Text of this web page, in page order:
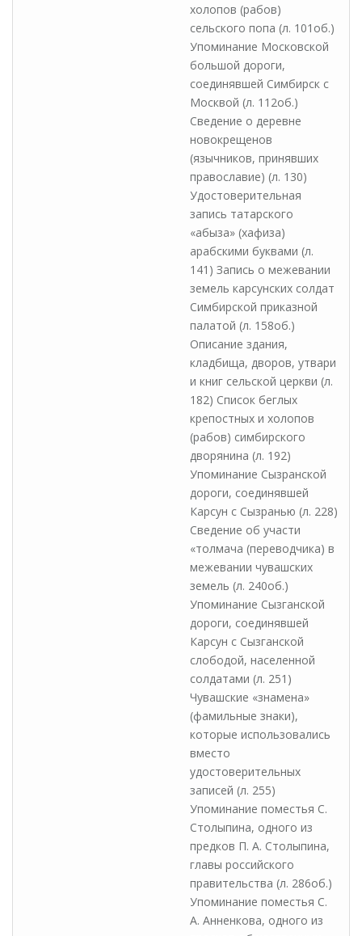
холопов (рабов)
сельского попа (л. 101об.)
Упоминание Московской
большой дороги,
соединявшей Симбирск с
Москвой (л. 112об.)
Сведение о деревне
новокрещенов
(язычников, принявших
православие) (л. 130)
Удостоверительная
запись татарского
«абыза» (хафиза)
арабскими буквами (л.
141) Запись о межевании
земель карсунских солдат
Симбирской приказной
палатой (л. 158об.)
Описание здания,
кладбища, дворов, утвари
и книг сельской церкви (л.
182) Список беглых
крепостных и холопов
(рабов) симбирского
дворянина (л. 192)
Упоминание Сызранской
дороги, соединявшей
Карсун с Сызранью (л. 228)
Сведение об участи
«толмача (переводчика) в
межевании чувашских
земель (л. 240об.)
Упоминание Сызганской
дороги, соединявшей
Карсун с Сызганской
слободой, населенной
солдатами (л. 251)
Чувашские «знамена»
(фамильные знаки),
которые использовались
вместо
удостоверительных
записей (л. 255)
Упоминание поместья С.
Столыпина, одного из
предков П. А. Столыпина,
главы российского
правительства (л. 286об.)
Упоминание поместья С.
А. Анненкова, одного из